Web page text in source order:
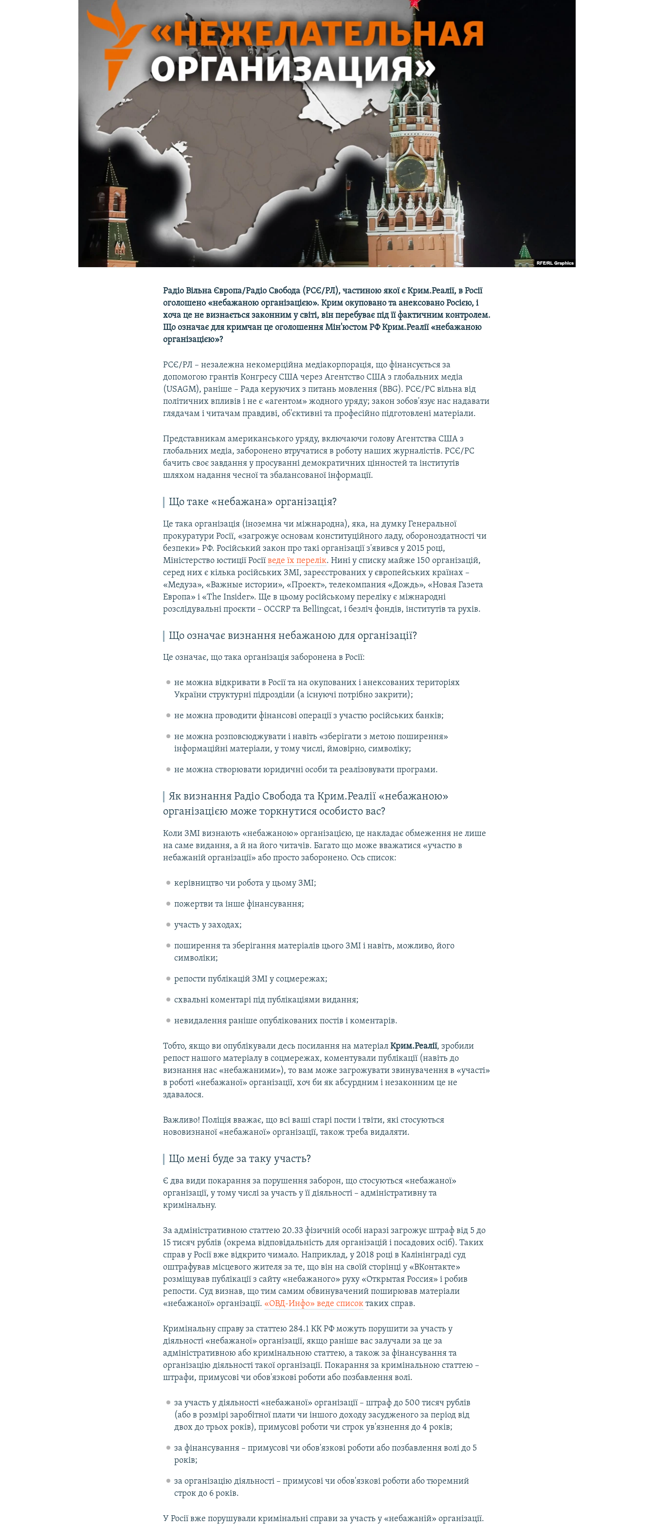
Радіо Вільна Європа/Радіо Свобода (РСЄ/РЛ), частиною якої є Крим.Реалії, в Росії
оголошено «небажаною організацією». Крим окуповано та анексовано Росією, і
хоча це не визнається законним у світі, він перебуває під її фактичним контролем.
Що означає для кримчан це оголошення Мін'юстом РФ Крим.Реалії «небажаною
організацією»?
РСЄ/РЛ – незалежна некомерційна медіакорпорація, що фінансується за
допомогою грантів Конгресу США через Агентство США з глобальних медіа
(USAGM), раніше – Рада керуючих з питань мовлення (BBG). РСЄ/РС вільна від
політичних впливів і не є «агентом» жодного уряду; закон зобов'язує нас надавати
глядачам і читачам правдиві, об'єктивні та професійно підготовлені матеріали.
Представникам американського уряду, включаючи голову Агентства США з
глобальних медіа, заборонено втручатися в роботу наших журналістів. РСЄ/РС
бачить своє завдання у просуванні демократичних цінностей та інститутів
шляхом надання чесної та збалансованої інформації.
Що таке «небажана» організація?
Це така організація (іноземна чи міжнародна), яка, на думку Генеральної
прокуратури Росії, «загрожує основам конституційного ладу, обороноздатності чи
безпеки» РФ. Російський закон про такі організації з'явився у 2015 році,
Міністерство юстиції Росіїведе їх перелік. Нині у списку майже 150 організацій,
серед них є кілька російських ЗМІ, зареєстрованих у європейських країнах –
«Медуза», «Важные истории», «Проект», телекомпания «Дождь», «Новая Газета
Европа» і «The Insider». Ще в цьому російському переліку є міжнародні
розслідувальні проєкти – OCCRP та Bellingcat, і безліч фондів, інститутів та рухів.
Що означає визнання небажаною для організації?
Це означає, що така організація заборонена в Росії:
не можна відкривати в Росії та на окупованих і анексованих територіях
України структурні підрозділи (а існуючі потрібно закрити);
не можна проводити фінансові операції з участю російських банків;
не можна розповсюджувати і навіть «зберігати з метою поширення»
інформаційні матеріали, у тому числі, ймовірно, символіку;
не можна створювати юридичні особи та реалізовувати програми.
Як визнання Радіо Свобода та Крим.Реалії «небажаною»
організацією може торкнутися особисто вас?
Коли ЗМІ визнають «небажаною» організацією, це накладає обмеження не лише
на саме видання, а й на його читачів. Багато що може вважатися «участю в
небажаній організації» або просто заборонено. Ось список:
керівництво чи робота у цьому ЗМІ;
пожертви та інше фінансування;
участь у заходах;
поширення та зберігання матеріалів цього ЗМІ і навіть, можливо, його
символіки;
репости публікацій ЗМІ у соцмережах;
схвальні коментарі під публікаціями видання;
невидалення раніше опублікованих постів і коментарів.
Тобто, якщо ви опублікували десь посилання на матеріалКрим.Реалії, зробили
репост нашого матеріалу в соцмережах, коментували публікації (навіть до
визнання нас «небажаними»), то вам може загрожувати звинувачення в «участі»
в роботі «небажаної» організації, хоч би як абсурдним і незаконним це не
здавалося.
Важливо! Поліція вважає, що всі ваші старі пости і твіти, які стосуються
нововизнаної «небажаної» організації, також треба видаляти.
Що мені буде за таку участь?
Є два види покарання за порушення заборон, що стосуються «небажаної»
організації, у тому числі за участь у її діяльності – адміністративну та
кримінальну.
За адміністративною статтею 20.33 фізичній особі наразі загрожує штраф від 5 до
15 тисяч рублів (окрема відповідальність для організацій і посадових осіб). Таких
справ у Росії вже відкрито чимало. Наприклад, у 2018 році в Калінінграді суд
оштрафував місцевого жителя за те, що він на своїй сторінці у «ВКонтакте»
розміщував публікації з сайту «небажаного» руху «Открытая Россия» і робив
репости. Суд визнав, що тим самим обвинувачений поширював матеріали
«небажаної» організації. «ОВД-Инфо» веде список таких справ.
Кримінальну справу за статтею 284.1 КК РФ можуть порушити за участь у
діяльності «небажаної» організації, якщо раніше вас залучали за це за
адміністративною або кримінальною статтею, а також за фінансування та
організацію діяльності такої організації. Покарання за кримінальною статтею –
штрафи, примусові чи обов'язкові роботи або позбавлення волі.
за участь у діяльності «небажаної» організації – штраф до 500 тисяч рублів
(або в розмірі заробітної плати чи іншого доходу засудженого за період від
двох до трьох років), примусові роботи чи строк ув'язнення до 4 років;
за фінансування – примусові чи обов'язкові роботи або позбавлення волі до 5
років;
за організацію діяльності – примусові чи обов'язкові роботи або тюремний
строк до 6 років.
У Росії вже порушували кримінальні справи за участь у «небажаній» організації.